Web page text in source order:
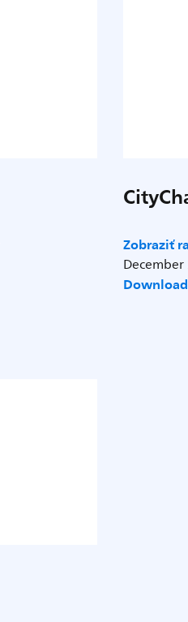
Zobraziť
December